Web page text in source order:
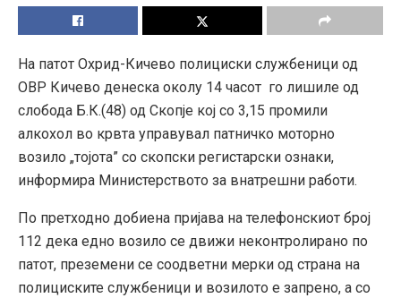
На патот Охрид-Кичево полициски службеници од
ОВР Кичево денеска околу 14 часот го лишиле од
слобода Б.К.(48) од Скопје кој со 3,15 промили
алкохол во крвта управувал патничко моторно
возило „тојота” со скопски регистарски ознаки,
информира Министерството за внатрешни работи.
По претходно добиена пријава на телефонскиот број
112 дека едно возило се движи неконтролирано по
патот, преземени се соодветни мерки од страна на
полициските службеници и возилото е запрено, а со